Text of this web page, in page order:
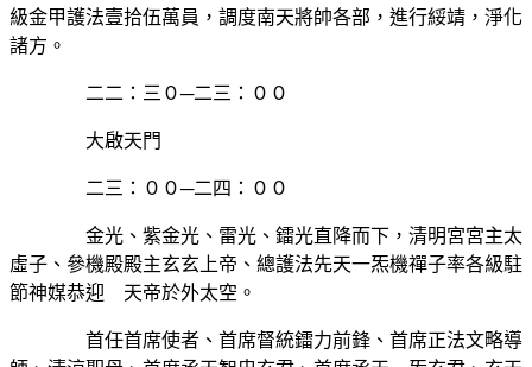
級金甲護法壹拾伍萬員，調度南天將帥各部，進行綏靖，淨化
諸方。
二二：三０─二三：００
大啟天門
二三：００─二四：００
金光、紫金光、雷光、鐳光直降而下，清明宮宮主太
虛子、參機殿殿主玄玄上帝、總護法先天一炁機禪子率各級駐
節神媒恭迎 天帝於外太空。
首任首席使者、首席督統鐳力前鋒、首席正法文略導